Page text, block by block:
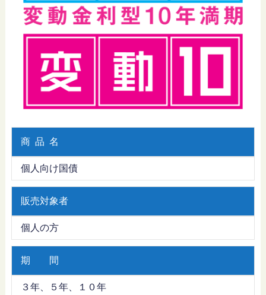
商 品 名
個人向け国債
販売対象者
個人の方
期 間
３年、５年、１０年